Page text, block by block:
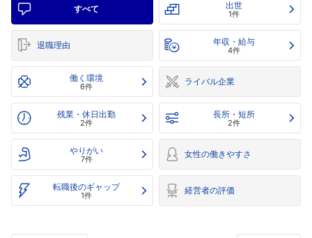
すべて 出世
1件
退職理由 年収・給与
4件
働く環境
6件 ライバル企業
残業・休日出勤
2件
長所・短所
2件
やりがい
7件 女性の働きやすさ
転職後のギャップ
1件 経営者の評価